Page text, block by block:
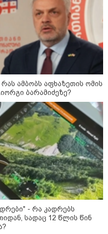
/ 04-08-2026
ბაზაზე ვითარება
– ქეცბაიასა და
დაძაბული საუბრის
ყველა
/ 04-08-2026
რამდენიმე კვირის
34 წლის ასაკში UFC-ის
მებრძოლი
/ 03-08-2026
აქვს ხვიჩა
"ოქროს ბურთის"
- L'Équipe-მა ის
დაასახელა - ვის
სხვა გამოცემები?
რას ამბობს აფხაზეთის ომის
ბარამიძეზე?
- რა კადრებს
სადაც 12 წლის წინ